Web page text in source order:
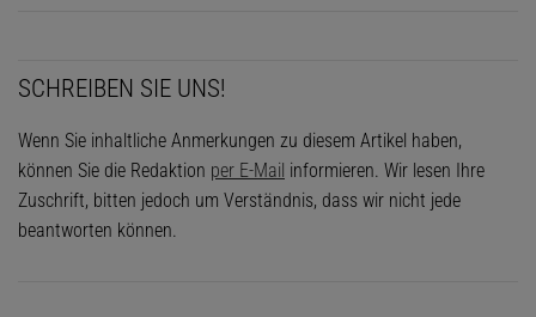
SCHREIBEN SIE UNS!
Wenn Sie inhaltliche Anmerkungen zu diesem Artikel haben,
können Sie die Redaktion per E-Mail informieren. Wir lesen Ihre
Zuschrift, bitten jedoch um Verständnis, dass wir nicht jede
beantworten können.